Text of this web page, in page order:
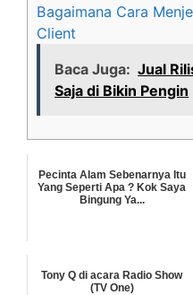
Bagaimana Cara
Client
Baca Juga: Jual
Saja di Bikin Pengin
Pecinta Alam Sebenarnya Itu
Yang Seperti Apa ? Kok Saya
Bingung Ya...
Tony Q di acara Radio Show
(TV One)